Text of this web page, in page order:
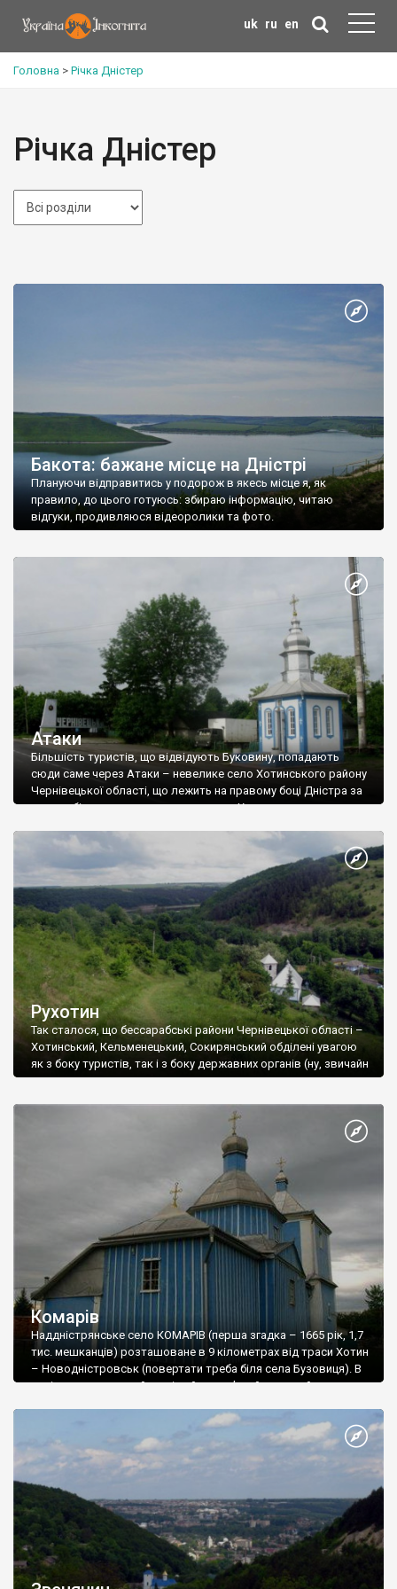
uk ru en
Головна > Річка Дністер
Річка Дністер
Бакота: бажане місце на Дністрі
Плануючи відправитись у подорож в якесь місце я, як
правило, до цього готуюсь: збираю інформацію, читаю
відгуки, продивляюся відеоролики та фото.
Атаки
Більшість туристів, що відвідують Буковину, попадають
сюди саме через Атаки – невелике село Хотинського району
Чернівецької області, що лежить на правому боці Дністра за
автомобільним мостом, що сполучає Хмельницьку та
Буковини – питання спірне, адже Хотинщина – історично це
Північна Бессарабія, в останні роки назва «Буковина»
(точніше – «Північна Буковина») застосовується до всієї
Чернівецької області.
Рухотин
Так сталося, що бессарабські райони Чернівецької області –
Хотинський, Кельменецький, Сокирянський обділені увагою
як з боку туристів, так і з боку державних органів (ну, звичайн
Комарів
Наддністрянське село КОМАРІВ (перша згадка – 1665 рік, 1,7
тис. мешканців) розташоване в 9 кілометрах від траси Хотин
– Новодністровськ (повертати треба біля села Бузовиця). В
селі знаходиться найстаріший дерев’яний храм району –
одноверхим. Над навою підвищується восьмерик куполу,
бабинець і вівтарна частина мають бічні прибудови. Пізніше
до бабинця прибудували двоярусну муровану вежу-дзвіницю,
яка явно домінує в ансамблі.